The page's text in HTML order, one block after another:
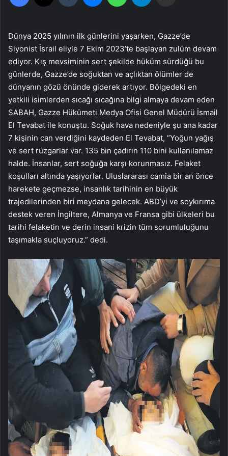
Dünya 2025 yılının ilk günlerini yaşarken, Gazze’de
Siyonist İsrail eliyle 7 Ekim 2023’te başlayan zulüm devam
ediyor. Kış mevsiminin sert şekilde hüküm sürdüğü bu
günlerde, Gazze’de soğuktan ve açlıktan ölümler de
dünyanın gözü önünde giderek artıyor. Bölgedeki en
yetkili isimlerden sıcağı sıcağına bilgi almaya devam eden
SABAH, Gazze Hükümeti Medya Ofisi Genel Müdürü İsmail
El Tevabat ile konuştu. Soğuk hava nedeniyle şu ana kadar
7 kişinin can verdiğini kaydeden El Tevabat, “Yoğun yağış
ve sert rüzgarlar var. 135 bin çadırın 110 bini kullanılamaz
halde. İnsanlar, sert soğuğa karşı korunmasız. Felaket
koşulları altında yaşıyorlar. Uluslararası camia bir an önce
harekete geçmezse, insanlık tarihinin en büyük
trajedilerinden biri meydana gelecek. ABD’yi ve soykırıma
destek veren İngiltere, Almanya ve Fransa gibi ülkeleri bu
tarihi felaketin ve derin insani krizin tüm sorumluluğunu
taşımakla suçluyoruz.” dedi.